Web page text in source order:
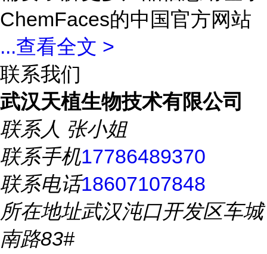
ChemFaces的中国官方网站
...查看全文 >
联系我们
武汉天植生物技术有限公司
联系人 张小姐
联系手机17786489370
联系电话18607107848
所在地址武汉沌口开发区车城
南路83#